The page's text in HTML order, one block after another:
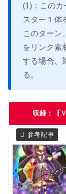
(1)：この
スター１体
このターン
をリンク素
する場合、
る。
収録：【